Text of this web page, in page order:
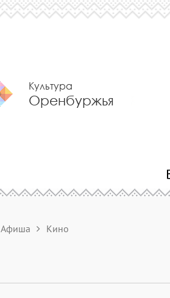
Культура
Оренбуржья
Афиша Кино